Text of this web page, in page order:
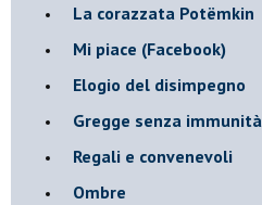
La corazzata Potëmkin
Mi piace (Facebook)
Elogio del disimpegno
Gregge senza immunità
Regali e convenevoli
Ombre